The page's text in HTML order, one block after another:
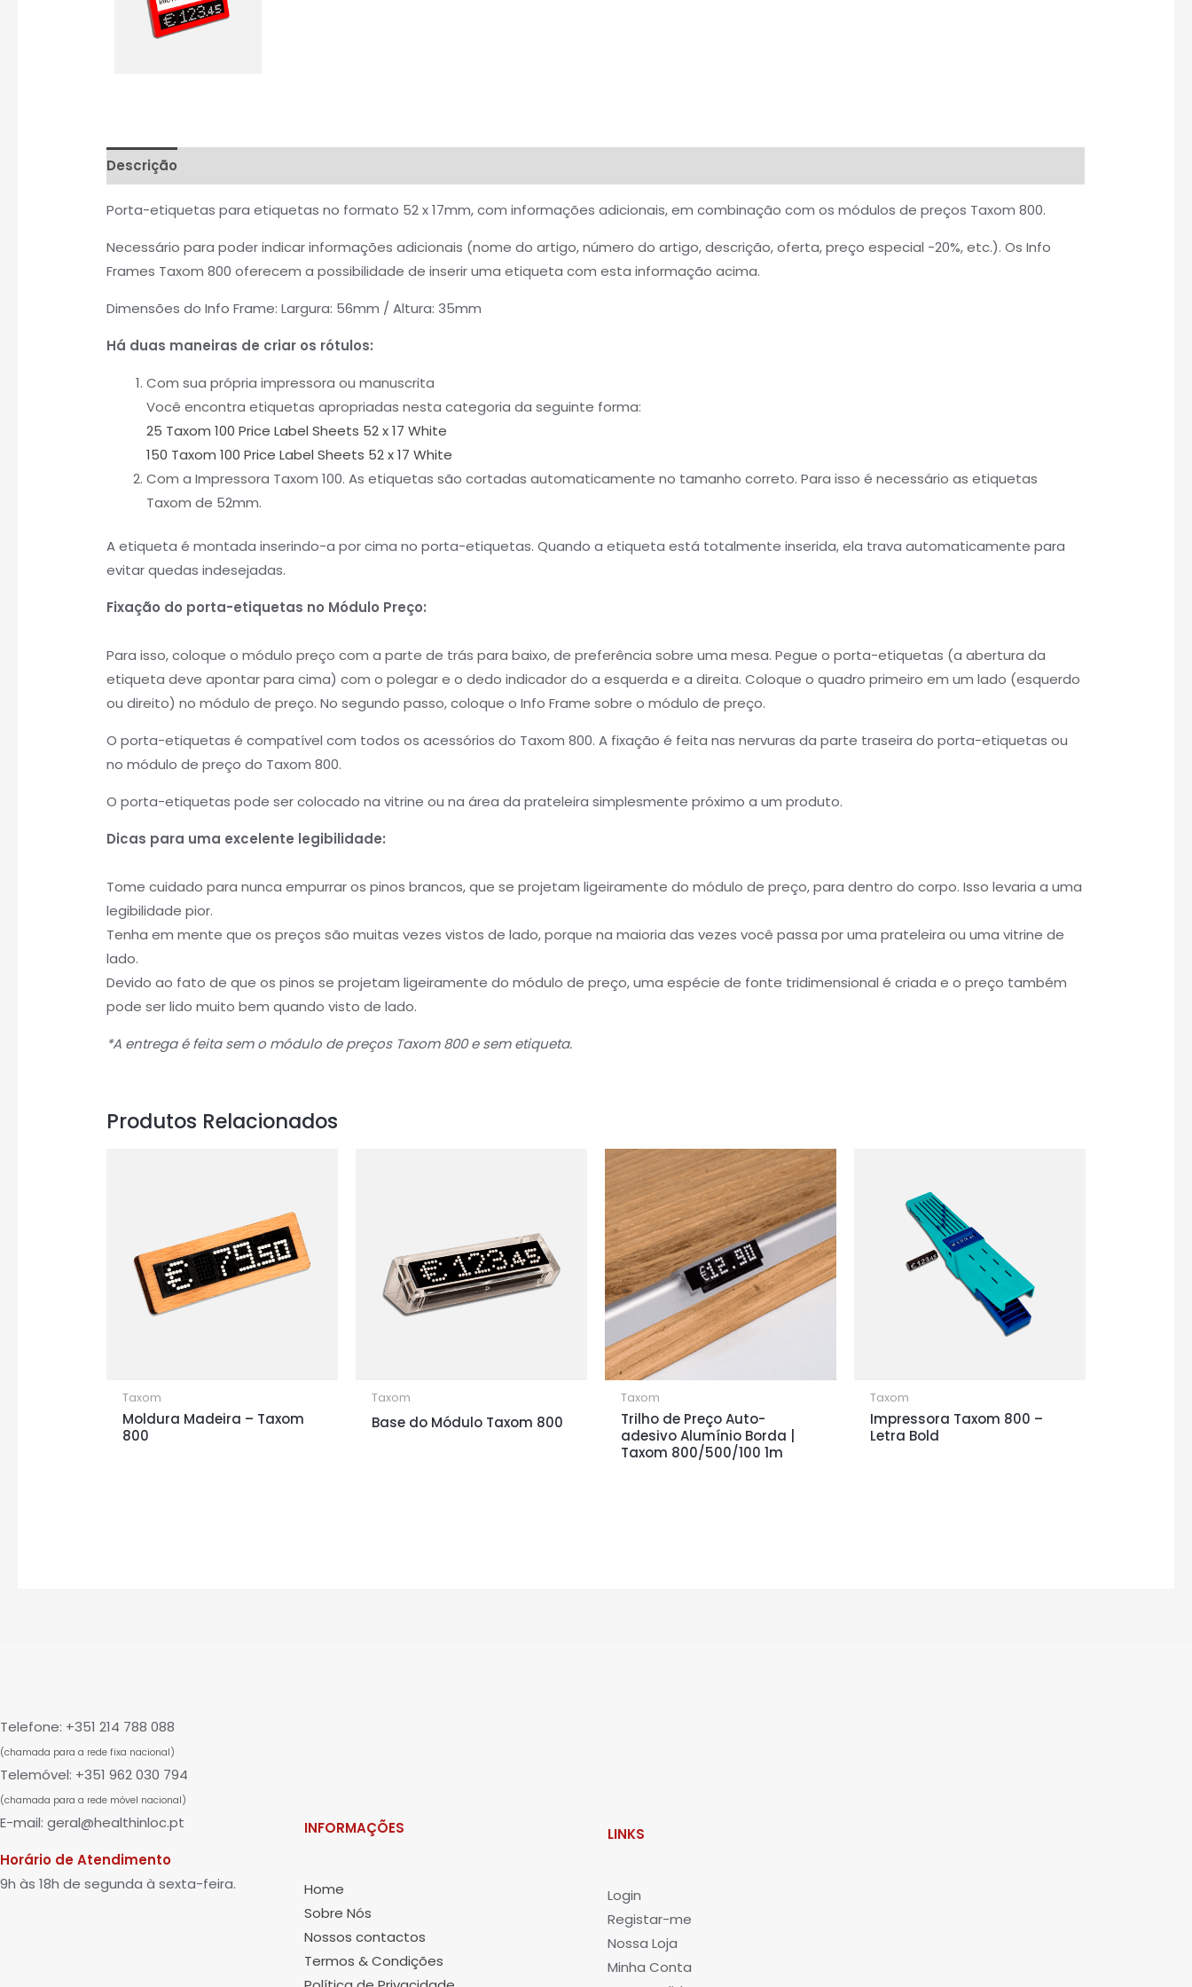
Descrição
Porta-etiquetas para etiquetas no formato 52 x 17mm, com informações adicionais, em combinação com os módulos de preços Taxom 800.
Necessário para poder indicar informações adicionais (nome do artigo, número do artigo, descrição, oferta, preço especial -20%, etc.). Os Info
Frames Taxom 800 oferecem a possibilidade de inserir uma etiqueta com esta informação acima.
Dimensões do Info Frame: Largura: 56mm / Altura: 35mm
Há duas maneiras de criar os rótulos:
Com sua própria impressora ou manuscrita
Você encontra etiquetas apropriadas nesta categoria da seguinte forma:
25 Taxom 100 Price Label Sheets 52 x 17 White
150 Taxom 100 Price Label Sheets 52 x 17 White
Com a Impressora Taxom 100. As etiquetas são cortadas automaticamente no tamanho correto. Para isso é necessário as etiquetas
Taxom de 52mm.
A etiqueta é montada inserindo-a por cima no porta-etiquetas. Quando a etiqueta está totalmente inserida, ela trava automaticamente para
evitar quedas indesejadas.
Fixação do porta-etiquetas no Módulo Preço:
Para isso, coloque o módulo preço com a parte de trás para baixo, de preferência sobre uma mesa. Pegue o porta-etiquetas (a abertura da
etiqueta deve apontar para cima) com o polegar e o dedo indicador do a esquerda e a direita. Coloque o quadro primeiro em um lado (esquerdo
ou direito) no módulo de preço. No segundo passo, coloque o Info Frame sobre o módulo de preço.
O porta-etiquetas é compatível com todos os acessórios do Taxom 800. A fixação é feita nas nervuras da parte traseira do porta-etiquetas ou
no módulo de preço do Taxom 800.
O porta-etiquetas pode ser colocado na vitrine ou na área da prateleira simplesmente próximo a um produto.
Dicas para uma excelente legibilidade:
Tome cuidado para nunca empurrar os pinos brancos, que se projetam ligeiramente do módulo de preço, para dentro do corpo. Isso levaria a uma
legibilidade pior.
Tenha em mente que os preços são muitas vezes vistos de lado, porque na maioria das vezes você passa por uma prateleira ou uma vitrine de
lado.
Devido ao fato de que os pinos se projetam ligeiramente do módulo de preço, uma espécie de fonte tridimensional é criada e o preço também
pode ser lido muito bem quando visto de lado.
*A entrega é feita sem o módulo de preços Taxom 800 e sem etiqueta.
Produtos Relacionados
Taxom
Moldura Madeira – Taxom
800
Taxom
Base do Módulo Taxom 800
Taxom
Trilho de Preço Auto-
adesivo Alumínio Borda |
Taxom 800/500/100 1m
Taxom
Impressora Taxom 800 –
Letra Bold
Telefone: +351 214 788 088
(chamada para a rede fixa nacional)
Telemóvel: +351 962 030 794
(chamada para a rede móvel nacional)
E-mail: geral@healthinloc.pt
Horário de Atendimento
9h às 18h de segunda à sexta-feira.
INFORMAÇÕES
Home
Sobre Nós
Nossos contactos
Termos & Condições
LINKS
Login
Registar-me
Nossa Loja
Minha Conta